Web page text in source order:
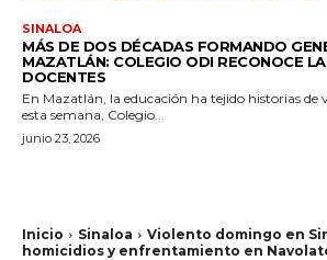
SINALOA
MÁS DE DOS DÉCADAS FORMANDO
MAZATLÁN: COLEGIO ODI RECONOCE
DOCENTES
En Mazatlán, la educación ha tejido historias de
esta semana, Colegio...
junio 23, 2026